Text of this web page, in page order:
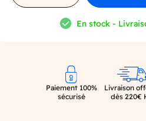
En stock -
Paiement 100%
sécurisé
Livraison
dès 220€